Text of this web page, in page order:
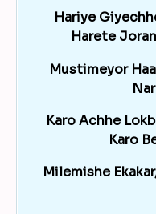
Hariye
Harete
Mustimeyor
Karo Achhe
Karo
Milemishe